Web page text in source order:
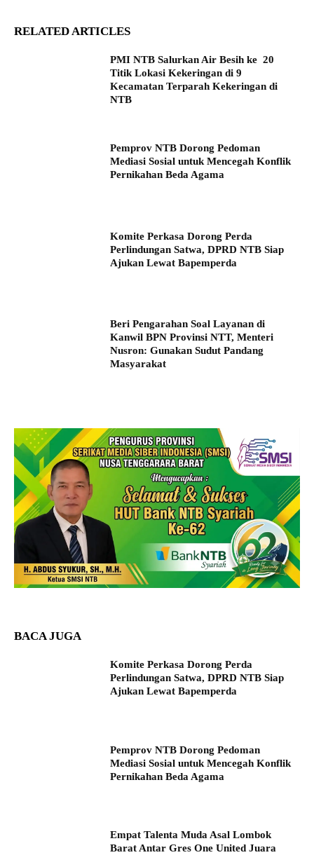
RELATED ARTICLES
PMI NTB Salurkan Air Besih ke 20
Titik Lokasi Kekeringan di 9
Kecamatan Terparah Kekeringan di
NTB
Pemprov NTB Dorong Pedoman
Mediasi Sosial untuk Mencegah Konflik
Pernikahan Beda Agama
Komite Perkasa Dorong Perda
Perlindungan Satwa, DPRD NTB Siap
Ajukan Lewat Bapemperda
Beri Pengarahan Soal Layanan di
Kanwil BPN Provinsi NTT, Menteri
Nusron: Gunakan Sudut Pandang
Masyarakat
BACA JUGA
Komite Perkasa Dorong Perda
Perlindungan Satwa, DPRD NTB Siap
Ajukan Lewat Bapemperda
Pemprov NTB Dorong Pedoman
Mediasi Sosial untuk Mencegah Konflik
Pernikahan Beda Agama
Empat Talenta Muda Asal Lombok
Barat Antar Gres One United Juara